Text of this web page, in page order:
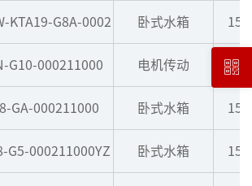
KTA19-G8A-0002 卧式水箱
G10-000211000 电机传动
GA-000211000 卧式水箱
G5-000211000YZ 卧式水箱